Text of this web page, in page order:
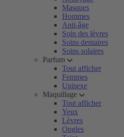
Masques
Hommes
Anti-âge
Soin des lèvres
Soins dentaires
Soins solaires
Parfum
Tout afficher
Femmes
Unisexe
Maquillage
Tout afficher
Yeux
Lèvres
Ongles